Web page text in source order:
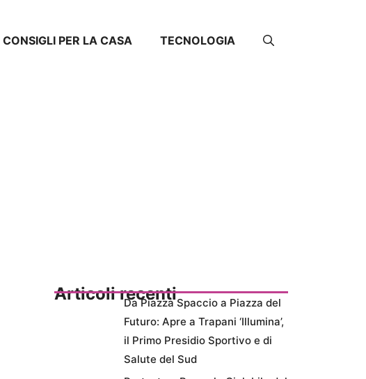
CONSIGLI PER LA CASA TECNOLOGIA
Articoli recentiDa Piazza Spaccio a Piazza del
Futuro: Apre a Trapani ‘Illumina’,
il Primo Presidio Sportivo e di
Salute del Sud